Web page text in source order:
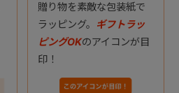
贈り物を素敵な包装紙で
ラッピング。 ギフトラッ
ピングOKのアイコンが目
印！